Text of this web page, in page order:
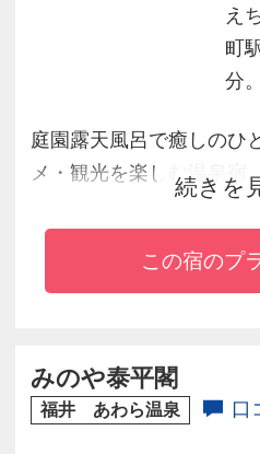
え
町
分。
庭園露天風呂で癒しのひ
メ・観光を楽しむ温泉宿
芝政ワールドや東尋坊な
続きを
この宿のプ
みのや泰平閣
福井 あわら温泉 口